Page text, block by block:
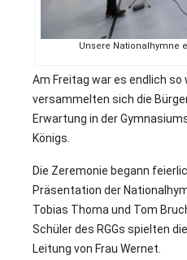
Unsere Nationalhymne
Am Freitag war es endlich so
versammelten sich die
Erwartung in der
Königs.
Die Zeremonie begann
Präsentation der
Tobias Thoma und Tom
Schüler des RGGs spielten
Leitung von Frau Wernet.